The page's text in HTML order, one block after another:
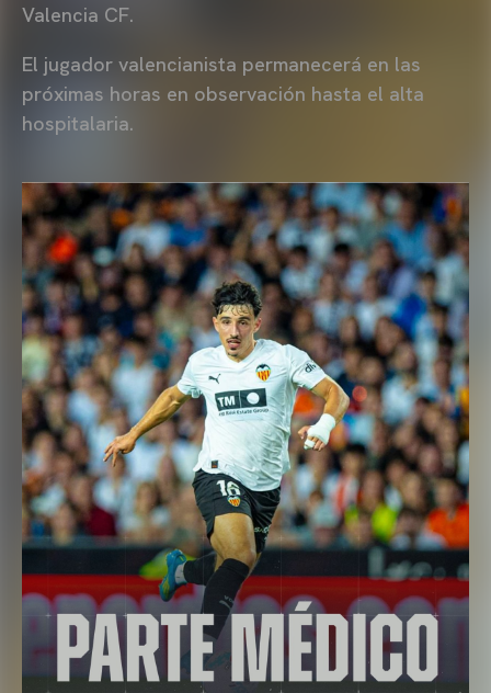
Valencia CF.
El jugador valencianista permanecerá en las
próximas horas en observación hasta el alta
hospitalaria.